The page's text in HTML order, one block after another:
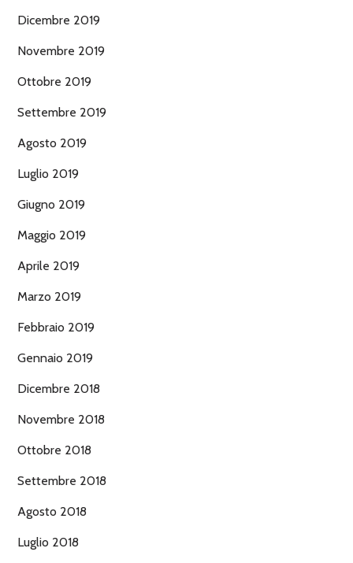
Dicembre 2019
Novembre 2019
Ottobre 2019
Settembre 2019
Agosto 2019
Luglio 2019
Giugno 2019
Maggio 2019
Aprile 2019
Marzo 2019
Febbraio 2019
Gennaio 2019
Dicembre 2018
Novembre 2018
Ottobre 2018
Settembre 2018
Agosto 2018
Luglio 2018